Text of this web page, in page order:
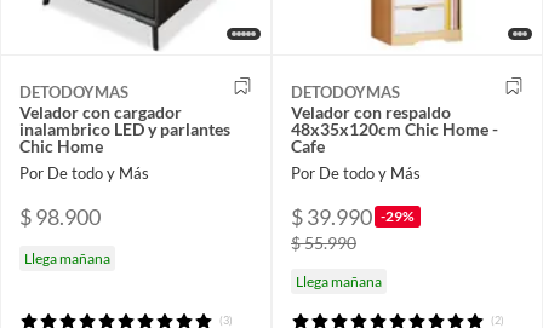
DETODOYMAS
Velador con cargador
inalambrico LED y parlantes
Chic Home
Por De todo y Más
$ 98.900
Llega mañana
(3)
DETODOYMAS
Velador con respaldo
48x35x120cm Chic Home -
Cafe
Por De todo y Más
$ 39.990 -29%
$ 55.990
Llega mañana
(2)